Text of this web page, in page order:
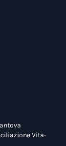
Vita-